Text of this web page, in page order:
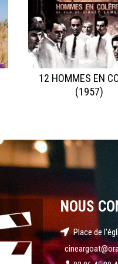
12 HOMMES EN
(1957)
NOUS
Place de